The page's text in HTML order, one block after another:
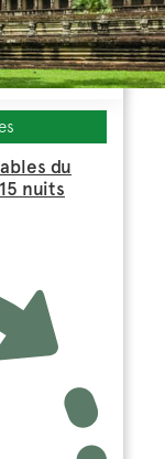
du
nuits